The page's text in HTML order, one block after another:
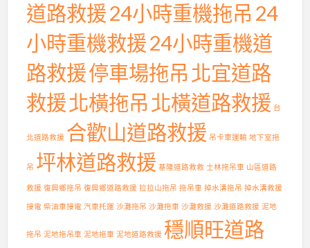
道路救援24小時重機拖吊 24
小時重機救援24小時重機道
路救援停車場拖吊 北宜道路
救援北橫拖吊 北橫道路救援 台
北道路救援 合歡山道路救援 吊卡車運輸 地下室拖
吊 坪林道路救援 基隆道路救救 士林拖吊車 山區道路
救援 復興鄉拖吊 復興鄉道路救援 拉拉山拖吊 拖吊車 掉水溝拖吊 掉水溝救援
接電 柴油車接電 汽車托運 沙灘拖吊 沙灘拖車 沙灘救援 沙灘道路救援 泥地
拖吊 泥地拖吊車 泥地拖車 泥地道路救援 穩順旺道路